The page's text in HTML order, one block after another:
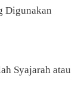
Digunakan
Syajarah atau